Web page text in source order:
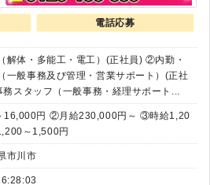
電話応募
解体・多能工・電工）(正社員) ②内勤・
一般事務及び管理・営業サポート）(正社
スタッフ（一般事務・経理サポート...
16,000円 ②月給230,000円～ ③時給1,20
～1,500円
川市